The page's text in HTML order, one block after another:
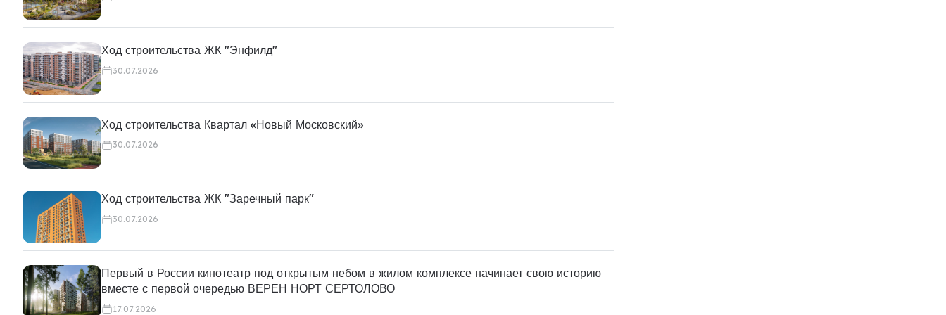
Ход строительства ЖК "Энфилд"
30.07.2026
Ход строительства Квартал «Новый Московский»
30.07.2026
Ход строительства ЖК "Заречный парк"
30.07.2026
Первый в России кинотеатр под открытым небом в жилом комплексе начинает свою историю
вместе с первой очередью ВЕРЕН НОРТ СЕРТОЛОВО
17.07.2026